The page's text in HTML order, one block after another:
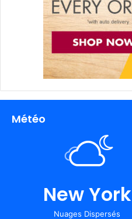
Météo
New York
Nuages Dispersés